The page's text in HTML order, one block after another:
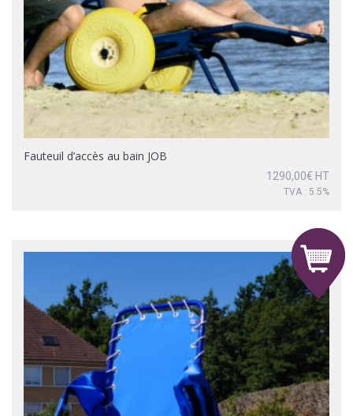
Fauteuil d’accès au bain JOB
1290,00€ HT
TVA : 5.5%